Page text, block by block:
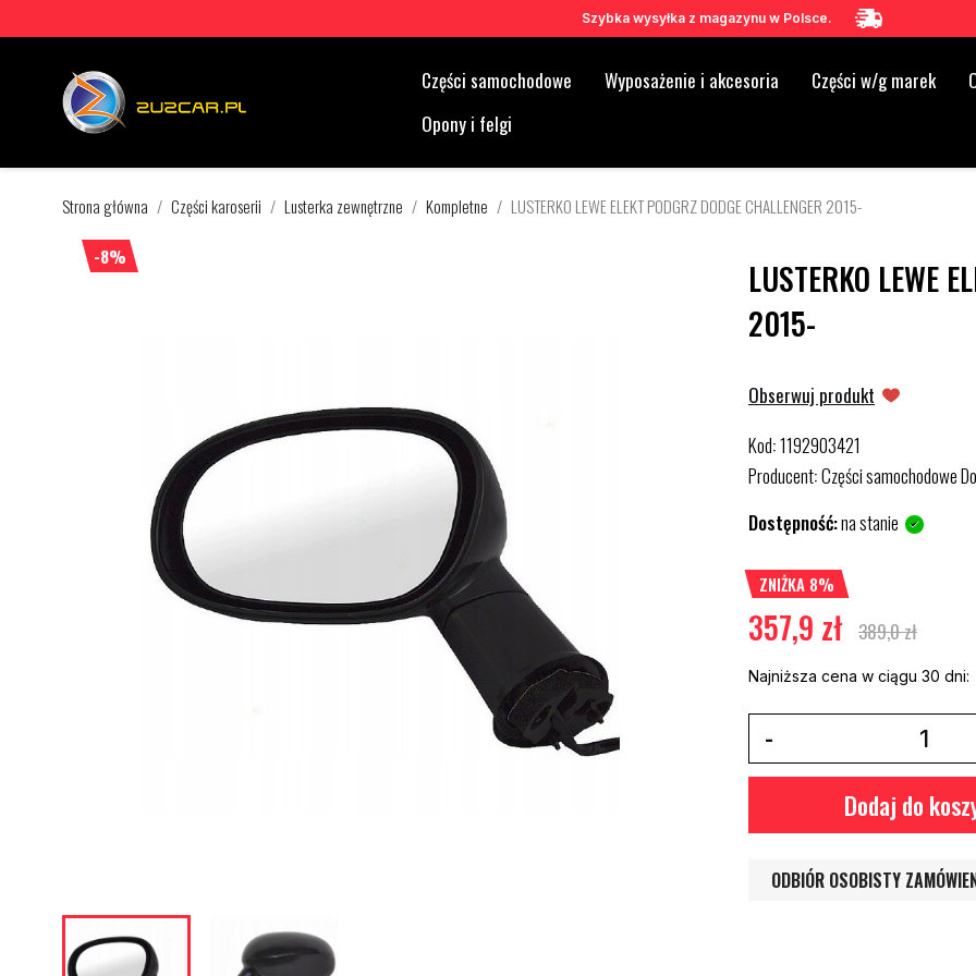
Szybka wysyłka z magazynu w Polsce.
Części samochodowe Wyposażenie i akcesoria Części w/g marek
Opony i felgi
Strona główna Części karoserii Lusterka zewnętrzne Kompletne LUSTERKO LEWE ELEKT PODGRZ DODGE CHALLENGER 2015-
-8%
LUSTERKO LEWE
2015-
Obserwuj produkt
Kod:1192903421
Producent:Części samochodowe
Dostępność:na stanie
ZNIŻKA 8%
357,9 zł 389,0 zł
Najniższa cena w ciągu 30 dni:
Dodaj do
ODBIÓR OSOBISTY